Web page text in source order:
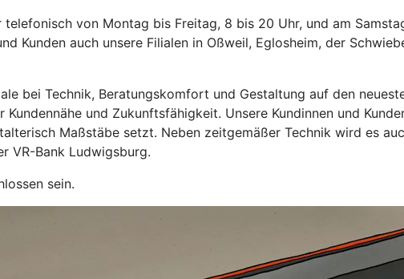
von Montag bis Freitag, 8 bis 20 Uhr, und am
Kunden auch unsere Filialen in Oßweil, Eglosheim, der
bei Technik, Beratungskomfort und Gestaltung auf den
und Zukunftsfähigkeit. Unsere Kundinnen und
Maßstäbe setzt. Neben zeitgemäßer Technik wird es
VR-Bank Ludwigsburg.
sein.